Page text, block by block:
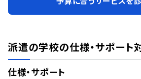
派遣の学校の仕様・サポート
仕様・サポート